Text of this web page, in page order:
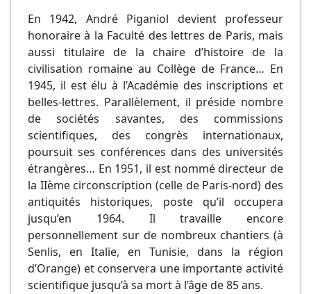
En 1942, André Piganiol devient professeur
honoraire à la Faculté des lettres de Paris, mais
aussi titulaire de la chaire d’histoire de la
civilisation romaine au Collège de France… En
1945, il est élu à l’Académie des inscriptions et
belles-lettres. Parallèlement, il préside nombre
de sociétés savantes, des commissions
scientifiques, des congrès internationaux,
poursuit ses conférences dans des universités
étrangères… En 1951, il est nommé directeur de
la IIème circonscription (celle de Paris-nord) des
antiquités historiques, poste qu’il occupera
jusqu’en 1964. Il travaille encore
personnellement sur de nombreux chantiers (à
Senlis, en Italie, en Tunisie, dans la région
d’Orange) et conservera une importante activité
scientifique jusqu’à sa mort à l’âge de 85 ans.